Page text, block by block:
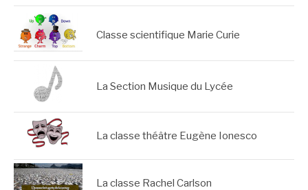
Classe scientifique Marie Curie
La Section Musique du Lycée
La classe théâtre Eugène Ionesco
La classe Rachel Carlson